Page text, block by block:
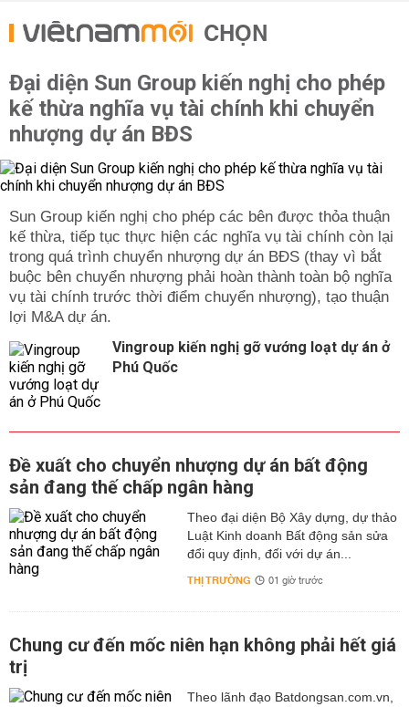
CHỌN
Đại diện Sun Group kiến nghị cho phép
kế thừa nghĩa vụ tài chính khi chuyển
nhượng dự án BĐS
Sun Group kiến nghị cho phép các bên được thỏa thuận
kế thừa, tiếp tục thực hiện các nghĩa vụ tài chính còn lại
trong quá trình chuyển nhượng dự án BĐS (thay vì bắt
buộc bên chuyển nhượng phải hoàn thành toàn bộ nghĩa
vụ tài chính trước thời điểm chuyển nhượng), tạo thuận
lợi M&A dự án.
Vingroup kiến nghị gỡ vướng loạt dự án ở
Phú Quốc
Đề xuất cho chuyển nhượng dự án bất động
sản đang thế chấp ngân hàng
Theo đại diện Bộ Xây dựng, dự thảo
Luật Kinh doanh Bất động sản sửa
đổi quy định, đối với dự án...
THỊ TRƯỜNG 01 giờ trước
Chung cư đến mốc niên hạn không phải hết giá
trị
Theo lãnh đạo Batdongsan.com.vn,